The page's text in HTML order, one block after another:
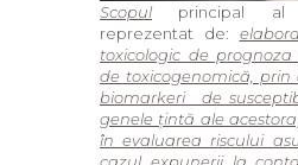
Scopulprincipal al
reprezentat de:
toxicologic de
de toxicogenomică,
biomarkeri de
genele țintă ale
în evaluarea riscului
cazul expunerii la